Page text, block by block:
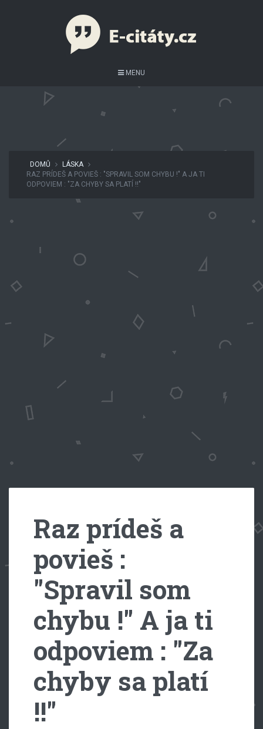
MENU
DOMŮ
LÁSKA
RAZ PRÍDEŠ A POVIEŠ : "SPRAVIL SOM CHYBU !" A JA TI
ODPOVIEM : "ZA CHYBY SA PLATÍ !!"
Raz prídeš a
povieš :
"Spravil som
chybu !" A ja ti
odpoviem : "Za
chyby sa platí
!!"